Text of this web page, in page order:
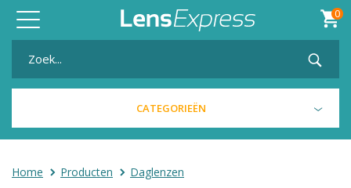
Toggle
navigation
0
CATEGORIEËN
Home Producten Daglenzen